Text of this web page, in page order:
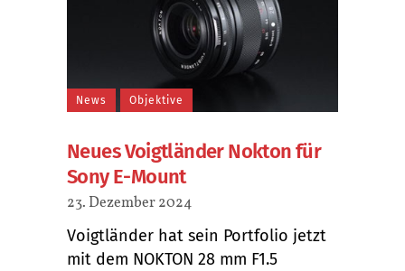
News Objektive
Neues Voigtländer Nokton für
Sony E-Mount
23. Dezember 2024
Voigtländer hat sein Portfolio jetzt
mit dem NOKTON 28 mm F1.5